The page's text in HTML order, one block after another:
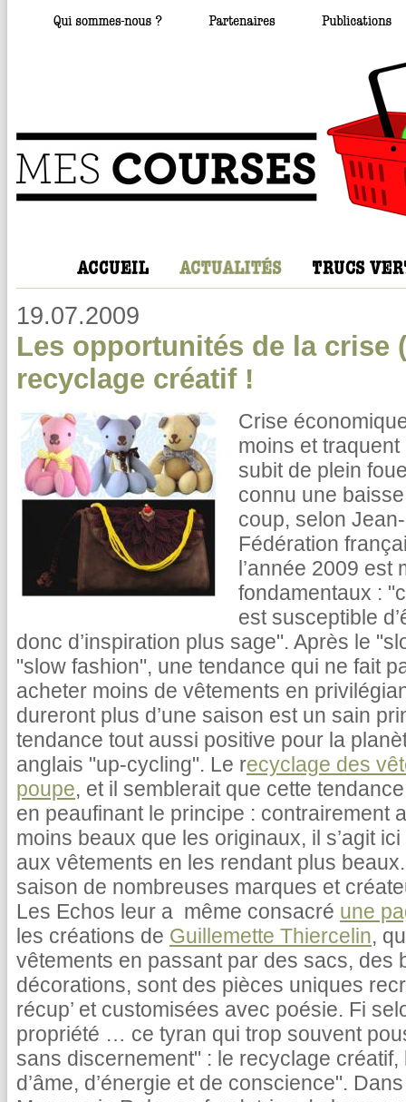
19.07.2009
Les opportunités de la crise
recyclage créatif !
Crise
moins et
subit de plein
connu une
coup, selon
Fédération
l’année 2009 est
fondamentaux :
est susceptible
donc d’inspiration plus sage". Après le
"slow fashion", une tendance qui ne fait
acheter moins de vêtements en
dureront plus d’une saison est un sain
tendance tout aussi positive pour la
anglais "up-cycling". Le recyclage des
poupe, et il semblerait que cette
en peaufinant le principe : contrairement
moins beaux que les originaux, il s’agit
aux vêtements en les rendant plus
saison de nombreuses marques et
Les Echos leur a même consacré une
les créations de Guillemette Thiercelin,
vêtements en passant par des sacs, des
décorations, sont des pièces uniques
récup’ et customisées avec poésie. Fi
propriété … ce tyran qui trop souvent
sans discernement" : le recyclage
d’âme, d’énergie et de conscience".